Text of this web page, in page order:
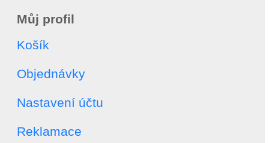
Můj profil
Košík
Objednávky
Nastavení účtu
Reklamace